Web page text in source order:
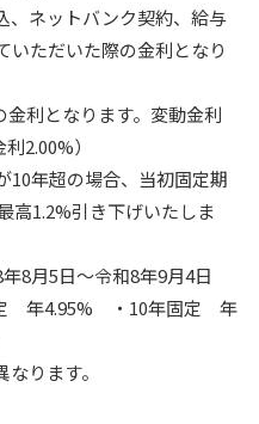
、ネットバンク契約、給与
いただいた際の金利となり
金利となります。変動金利
2.00%）
年超の場合、当初固定期
高1.2%引き下げいたしま
8月5日～令和8年9月4日
年4.95% ・10年固定 年
ります。